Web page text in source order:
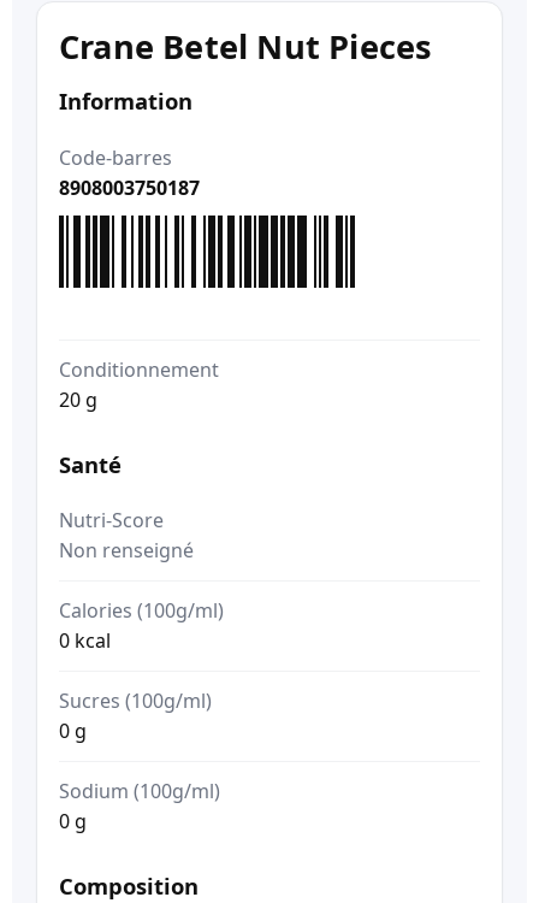
Crane Betel Nut Pieces
Information
Code-barres
8908003750187
Conditionnement
20 g
Santé
Nutri-Score
Non renseigné
Calories (100g/ml)
0 kcal
Sucres (100g/ml)
0 g
Sodium (100g/ml)
0 g
Composition